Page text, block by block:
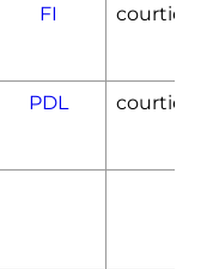
FI courtier
PDL courtier